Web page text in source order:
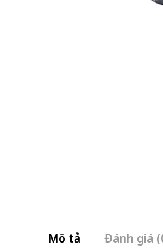
Mô tả Đánh giá